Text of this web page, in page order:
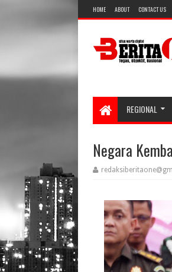
HOME ABOUT CONTACT US
REGIONAL
Negara